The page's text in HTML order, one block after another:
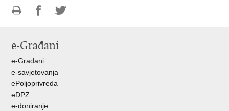
FacebookuTwitteru
e-Građani
e-Građani
e-savjetovanja
ePoljoprivreda
eDPZ
e-doniranje